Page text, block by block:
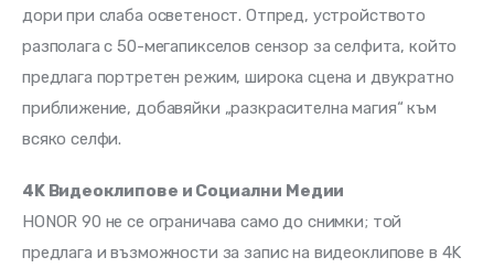
дори при слаба осветеност. Отпред, устройството
разполага с 50-мегапикселов сензор за селфита, който
предлага портретен режим, широка сцена и двукратно
приближение, добавяйки „разкрасителна магия“ към
всяко селфи.
4K Видеоклипове и Социални Медии
HONOR 90 не се ограничава само до снимки; той
предлага и възможности за запис на видеоклипове в 4K